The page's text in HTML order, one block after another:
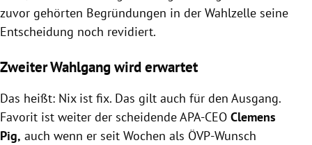
zuvor gehörten Begründungen in der Wahlzelle seine
Entscheidung noch revidiert.
Zweiter Wahlgang wird erwartet
Das heißt: Nix ist fix. Das gilt auch für den Ausgang.
Favorit ist weiter der scheidende APA-CEO Clemens
Pig, auch wenn er seit Wochen als ÖVP-Wunsch